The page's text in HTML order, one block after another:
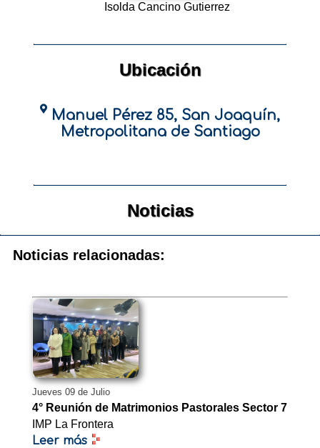
Isolda Cancino Gutierrez
Ubicación
Manuel Pérez 85, San Joaquín,
Metropolitana de Santiago
Noticias
Noticias relacionadas:
Jueves 09 de Julio
4° Reunión de Matrimonios Pastorales Sector 7
IMP La Frontera
Leer más